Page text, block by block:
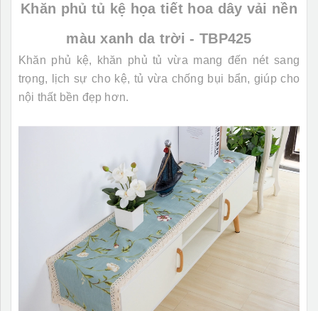
Khăn phủ tủ kệ họa tiết hoa dây vải nền
màu xanh da trời - TBP425
Khăn phủ kệ, khăn phủ tủ vừa mang đến nét sang
trọng, lịch sự cho kệ, tủ vừa chống bụi bẩn, giúp cho
nội thất bền đẹp hơn.